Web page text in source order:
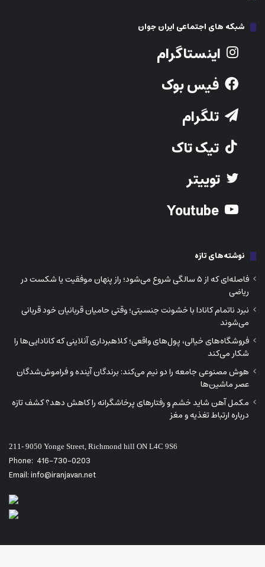
شبکه های اجتماعی ایران جوان
اینستاگرام
فیس بوک
تلگرام
تیک تاک
توییتر
نوشته‌های تازه
فاصله‌ای که از ۵ سالگی شروع می‌شود؛ راز پنهان موفقیت یا شکست در
ریاضی
نبرد ناتمام کانادا با خشونت جنسیتی؛ وقتی حامیان قربانیان خود قربانی
می‌شوند
فروشگاه‌های خیالی، پول‌های واقعی؛ کلاهبرداری آنلاینی که کانادایی‌ها را
شکار می‌کند
هوش مصنوعی جامعه را دو نیم می‌کند: برندگان آینده و فراموش‌شدگان
عصر ماشین‌ها
مکمل آهن شاید خشم و رفتارهای پرخاشگرانه را کاهش دهد؟ کشف تازه
درباره ارتباط تغذیه و مغز
211- 9050 Yonge Street, Richmond hill ON L4C 9S6
Phone: 416-730-0203
Email: info@iranjavan.net